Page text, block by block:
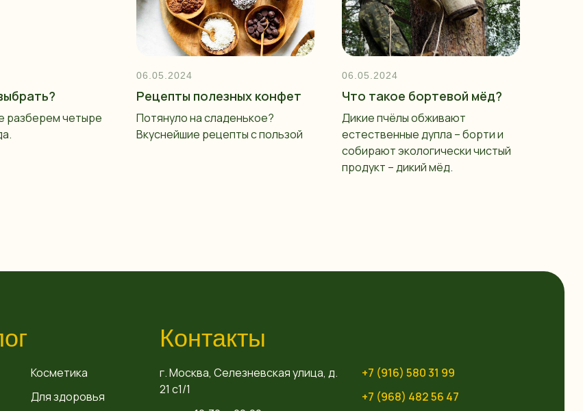
разберем четыре
06.05.2024
Рецепты полезных конфет
Потянуло на сладенькое?
Вкуснейшие рецепты с пользой
06.05.2024
Что такое бортевой мёд?
Дикие пчёлы обживают
естественные дупла – борти и
собирают экологически чистый
продукт – дикий мёд.
Косметика
Для здоровья
Контакты
г. Москва, Селезневская улица, д.
21 с1/1
+7 (916) 580 31 99
+7 (968) 482 56 47